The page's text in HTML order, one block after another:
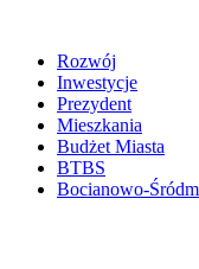
Rozwój
Inwestycje
Prezydent
Mieszkania
Budżet Miasta
BTBS
Bocianowo-